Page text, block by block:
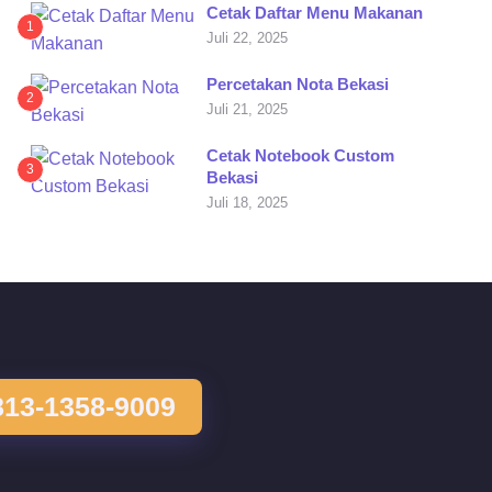
1
Cetak Daftar Menu Makanan
Juli 22, 2025
2
Percetakan Nota Bekasi
Juli 21, 2025
3
Cetak Notebook Custom
Bekasi
Juli 18, 2025
1358-9009